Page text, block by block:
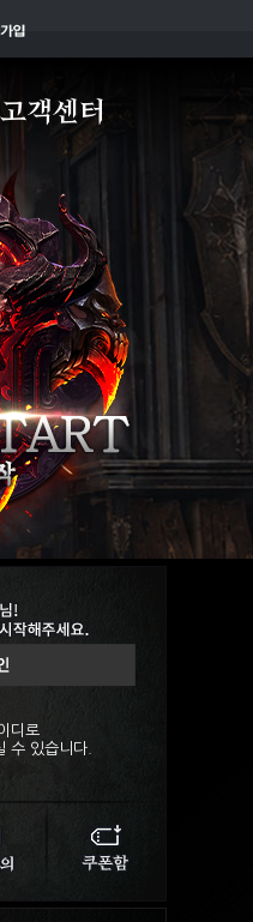
고객센터
디로
수 있습니다.